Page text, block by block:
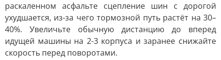
раскаленном асфальте сцепление шин с дорогой
ухудшается, из-за чего тормозной путь растёт на 30–
40%. Увеличьте обычную дистанцию до вперед
идущей машины на 2-3 корпуса и заранее снижайте
скорость перед поворотами.